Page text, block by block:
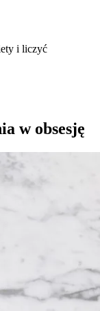
i liczyć
w obsesję